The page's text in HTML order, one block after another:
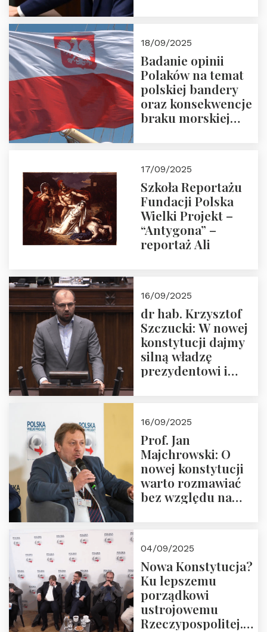
18/09/2025
Badanie opinii
Polaków na temat
polskiej bandery
oraz konsekwencje
braku morskiej
17/09/2025
Szkoła Reportażu
Fundacji Polska
Wielki Projekt –
“Antygona” –
reportaż Ali
16/09/2025
dr hab. Krzysztof
Szczucki: W nowej
konstytucji dajmy
silną władzę
prezydentowi i
16/09/2025
Prof. Jan
Majchrowski: O
nowej konstytucji
warto rozmawiać
bez względu na
04/09/2025
Nowa Konstytucja?
Ku lepszemu
porządkowi
ustrojowemu
Rzeczypospolitej.